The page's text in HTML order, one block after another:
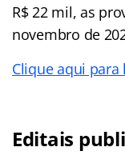
R$ 22 mil, as
novembro de
Clique aqui
Editais